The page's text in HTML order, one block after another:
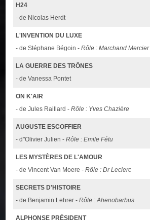
H24
- de Nicolas Herdt
L'INVENTION DU LUXE
- de Stéphane Bégoin -Rôle : Marchand Mercier
LA GUERRE DES TRÔNES
- de Vanessa Pontet
ON K'AIR
- de Jules Raillard -Rôle : Yves Chazière
AUGUSTE ESCOFFIER
- d"Olivier Julien -Rôle : Emile Fétu
LES MYSTÈRES DE L'AMOUR
- de Vincent Van Moere -Rôle : Dr Leclerc
SECRETS D'HISTOIRE
- de Benjamin Lehrer -Rôle : Ahenobarbus
ALPHONSE PRÉSIDENT